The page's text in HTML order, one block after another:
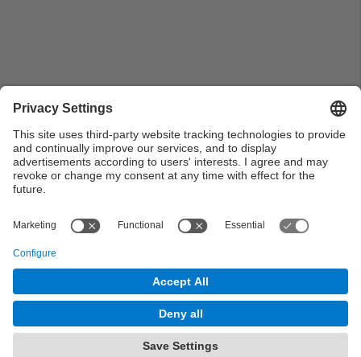
Pla de conjunt dels nous estudiants amb els seus
professors en una fotografia grupal
© UPC Universitat Politècnica de Catalunya ·
BarcelonaTech